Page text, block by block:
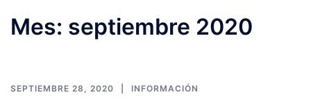
Mes: septiembre 2020
SEPTIEMBRE 28, 2020 INFORMACIÓN